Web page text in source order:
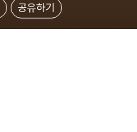
공유하기